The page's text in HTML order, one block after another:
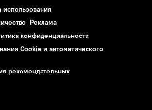
использования
Реклама
конфиденциальности
Cookie и автоматического
рекомендательных